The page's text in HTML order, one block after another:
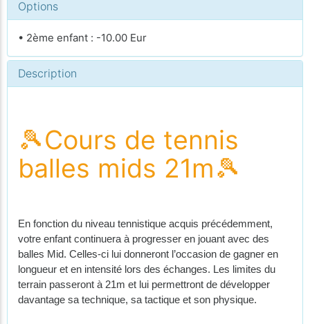
Options
• 2ème enfant : -10.00 Eur
Description
🎾Cours de tennis
balles mids 21m🎾
En fonction du niveau tennistique acquis précédemment,
votre enfant continuera à progresser en jouant avec des
balles Mid. Celles-ci lui donneront l’occasion de gagner en
longueur et en intensité lors des échanges. Les limites du
terrain passeront à 21m et lui permettront de développer
davantage sa technique, sa tactique et son physique.